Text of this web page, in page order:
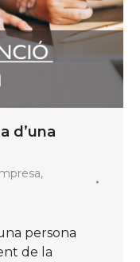
d’una
,
persona
de la